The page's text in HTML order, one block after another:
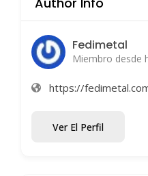
Fedimetal
Miembro desde
https://
Ver El Perfil